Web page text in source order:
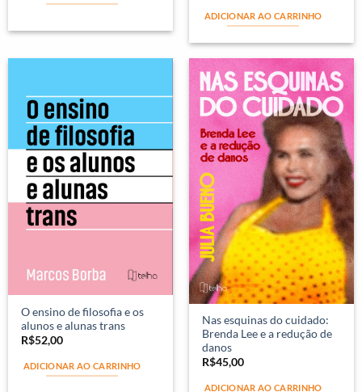
ADICIONAR AO CARRINHO
O ensino de filosofia e os
alunos e alunas trans
R$52,00
ADICIONAR AO CARRINHO
Nas esquinas do cuidado:
Brenda Lee e a redução de
danos
R$45,00
ADICIONAR AO CARRINHO